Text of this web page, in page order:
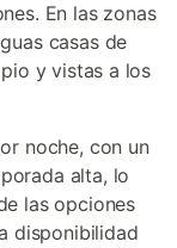
En las zonas
casas de
y vistas a los
noche, con un
alta, lo
las opciones
disponibilidad